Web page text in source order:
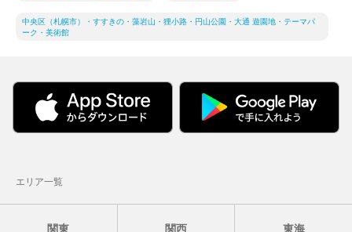
中央区（札幌市）・すすきの・藻岩山・狸小路・円山公園・大通 遊園地・テーマパ
ーク・美術館
エリア一覧
関東 関西 東海